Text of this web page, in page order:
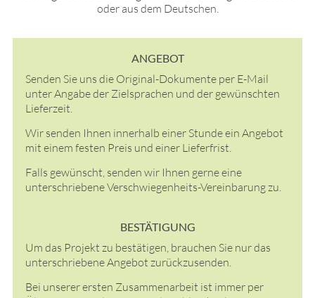
oder aus dem Deutschen.
ANGEBOT
Senden Sie uns die Original-Dokumente per E-Mail
unter Angabe der Zielsprachen und der gewünschten
Lieferzeit.
Wir senden Ihnen innerhalb einer Stunde ein Angebot
mit einem festen Preis und einer Lieferfrist.
Falls gewünscht, senden wir Ihnen gerne eine
unterschriebene Verschwiegenheits-Vereinbarung zu.
BESTÄTIGUNG
Um das Projekt zu bestätigen, brauchen Sie nur das
unterschriebene Angebot zurückzusenden.
Bei unserer ersten Zusammenarbeit ist immer per